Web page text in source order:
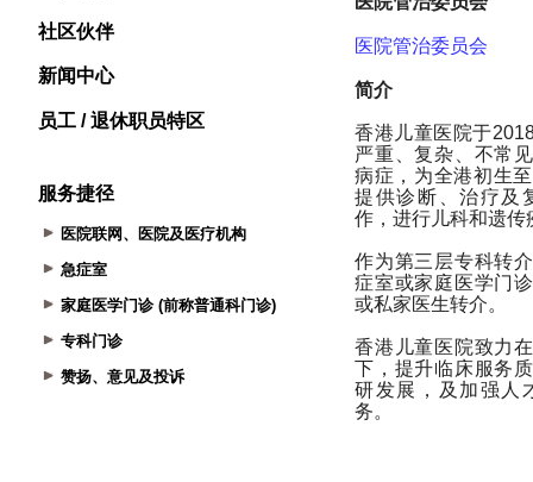
社区伙伴
新闻中心
员工 / 退休职员特区
服务捷径
医院联网、医院及医疗机构
急症室
家庭医学门诊 (前称普通科门诊)
专科门诊
赞扬、意见及投诉